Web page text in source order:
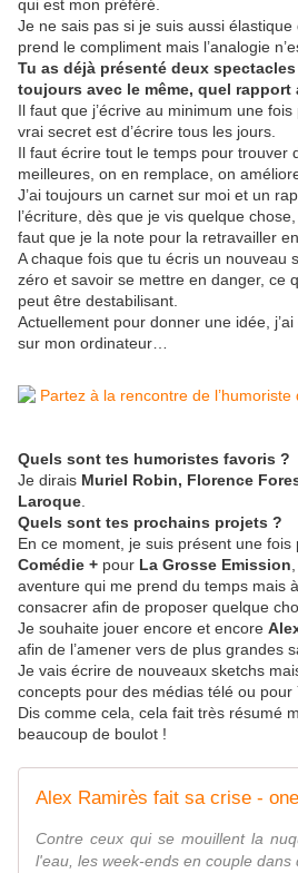
qui est mon préféré.
Je ne sais pas si je suis aussi
prend le compliment mais l’analogie
Tu as déjà présenté deux
toujours avec le même, quel rapport
Il faut que j’écrive au minimum une
vrai secret est d’écrire tous les jours.
Il faut écrire tout le temps pour trouver
meilleures, on en remplace, on
J’ai toujours un carnet sur moi et un
l’écriture, dès que je vis quelque
faut que je la note pour la retravailler en
A chaque fois que tu écris un nouveau
zéro et savoir se mettre en danger, ce
peut être destabilisant.
Actuellement pour donner une idée,
sur mon ordinateur…
Quels sont tes humoristes favoris ?
Je dirais Muriel Robin, Florence
Laroque
Quels sont tes prochains projets ?
En ce moment, je suis présent une fois
Comédie + pour La Grosse Emission
aventure qui me prend du temps mais
consacrer afin de proposer quelque
Je souhaite jouer encore et encore
afin de l’amener vers de plus grandes
Je vais écrire de nouveaux sketchs
concepts pour des médias télé ou pour
Dis comme cela, cela fait très résumé
beaucoup de boulot !
Alex Ramirès fait sa crise -
Contre ceux qui se mouillent la
l'eau, les week-ends en couple dans